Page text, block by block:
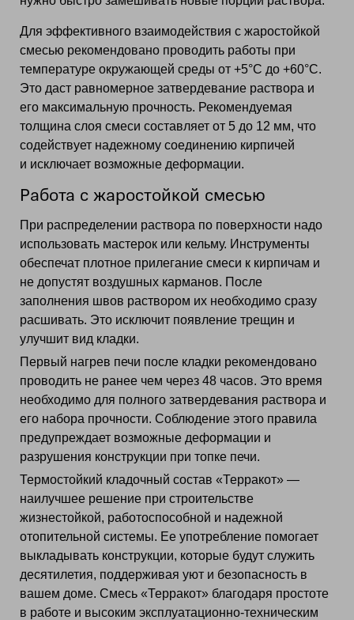
Для эффективного взаимодействия с жаростойкой
смесью рекомендовано проводить работы при
температуре окружающей среды от +5°С до +60°С.
Это даст равномерное затвердевание раствора и
его максимальную прочность. Рекомендуемая
толщина слоя смеси составляет от 5 до 12 мм, что
содействует надежному соединению кирпичей
и исключает возможные деформации.
Работа с жаростойкой смесью
При распределении раствора по поверхности надо
использовать мастерок или кельму. Инструменты
обеспечат плотное прилегание смеси к кирпичам и
не допустят воздушных карманов. После
заполнения швов раствором их необходимо сразу
расшивать. Это исключит появление трещин и
улучшит вид кладки.
Первый нагрев печи после кладки рекомендовано
проводить не ранее чем через 48 часов. Это время
необходимо для полного затвердевания раствора и
его набора прочности. Соблюдение этого правила
предупреждает возможные деформации и
разрушения конструкции при топке печи.
Термостойкий кладочный состав «Терракот» —
наилучшее решение при строительстве
жизнестойкой, работоспособной и надежной
отопительной системы. Ее употребление помогает
выкладывать конструкции, которые будут служить
десятилетия, поддерживая уют и безопасность в
вашем доме. Смесь «Терракот» благодаря простоте
в работе и высоким эксплуатационно-техническим